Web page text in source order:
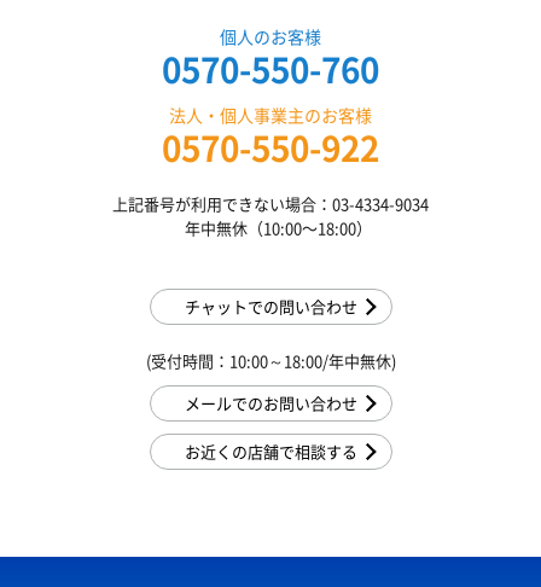
個人のお客様
0570-550-760
法人・個人事業主のお客様
0570-550-922
上記番号が利用できない場合：03-4334-9034
年中無休（10:00〜18:00）
チャットでの問い合わせ
(受付時間：10:00～18:00/年中無休)
メールでのお問い合わせ
お近くの店舗で相談する